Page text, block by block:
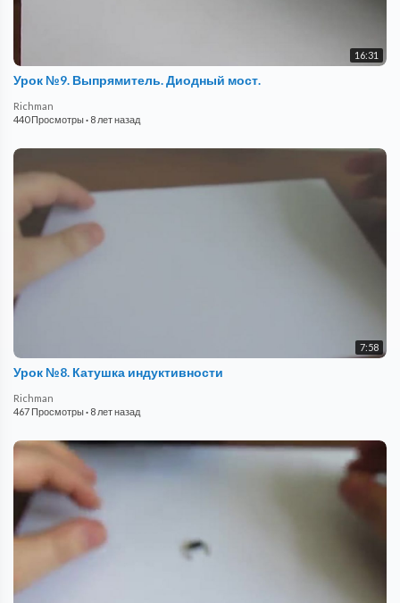
16:31
Урок №9. Выпрямитель. Диодный мост.
Richman
440 Просмотры· 8 лет назад
7:58
Урок №8. Катушка индуктивности
Richman
467 Просмотры· 8 лет назад